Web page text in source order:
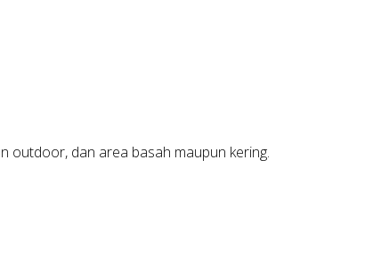
outdoor, dan area basah maupun kering.